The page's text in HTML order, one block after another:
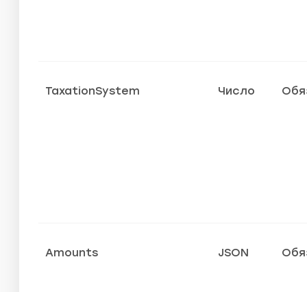
TaxationSystem Число
Amounts JSON